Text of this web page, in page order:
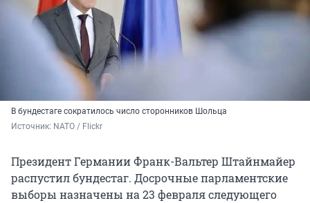
В бундестаге сократилось число сторонников Шольца
Источник: NATO / Flickr
Президент Германии Франк-Вальтер Штайнмайер
распустил бундестаг. Досрочные парламентские
выборы назначены на 23 февраля следующего